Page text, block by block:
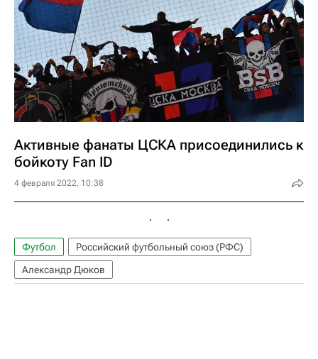
Активные фанаты ЦСКА присоединились к
бойкоту Fan ID
4 февраля 2022, 10:38
Футбол
Российский футбольный союз (РФС)
Александр Дюков